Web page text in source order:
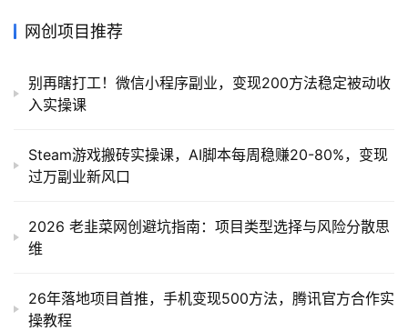
网创项目推荐
别再瞎打工！微信小程序副业，变现200方法稳定被动收
入实操课
Steam游戏搬砖实操课，AI脚本每周稳赚20-80%，变现
过万副业新风口
2026 老韭菜网创避坑指南：项目类型选择与风险分散思
维
26年落地项目首推，手机变现500方法，腾讯官方合作实
操教程